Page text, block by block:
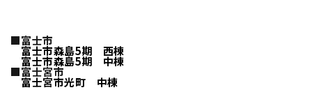
■富士市
富士市森島5期 西棟
富士市森島5期 中棟
■富士宮市
富士宮市光町 中棟